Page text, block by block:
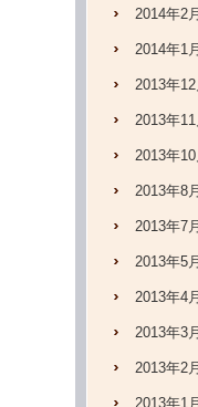
2014年2月
2014年1月
2013年12
2013年11
2013年10
2013年8月
2013年7月
2013年5月
2013年4月
2013年3月
2013年2月
2013年1月